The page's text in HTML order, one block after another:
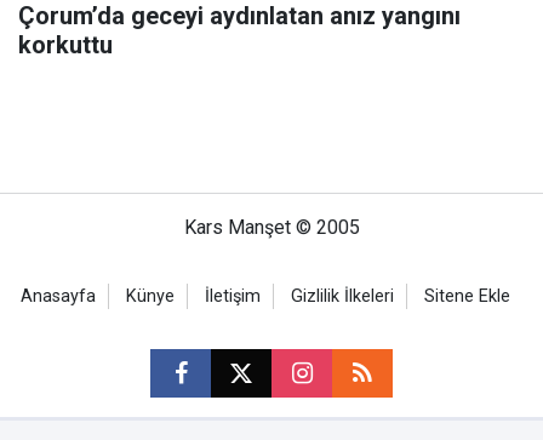
Çorum’da geceyi aydınlatan anız yangını
korkuttu
Kars Manşet © 2005
Anasayfa Künye İletişim Gizlilik İlkeleri Sitene Ekle